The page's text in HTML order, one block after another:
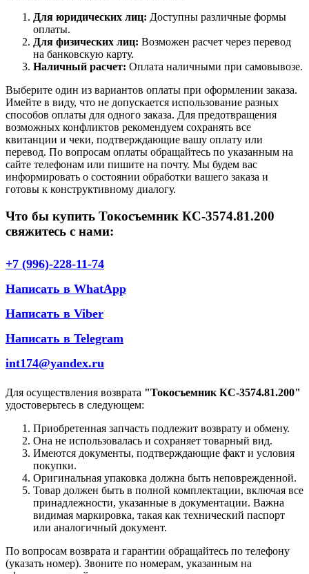
Для юридических лиц: Доступны различные формы
оплаты.
Для физических лиц: Возможен расчет через перевод
на банковскую карту.
Наличный расчет: Оплата наличными при самовывозе.
Выберите один из вариантов оплаты при оформлении заказа.
Имейте в виду, что не допускается использование разных
способов оплаты для одного заказа. Для предотвращения
возможных конфликтов рекомендуем сохранять все
квитанции и чеки, подтверждающие вашу оплату или
перевод. По вопросам оплаты обращайтесь по указанным на
сайте телефонам или пишите на почту. Мы будем вас
информировать о состоянии обработки вашего заказа и
готовы к конструктивному диалогу.
Что бы купить Токосъемник КС-3574.81.200
свяжитесь с нами:
+7 (996)-228-11-74
Написать в WhatApp
Написать в Viber
Написать в Telegram
int174@yandex.ru
Для осуществления возврата "Токосъемник КС-3574.81.200"
удостоверьтесь в следующем:
Приобретенная запчасть подлежит возврату и обмену.
Она не использовалась и сохраняет товарный вид.
Имеются документы, подтверждающие факт и условия
покупки.
Оригинальная упаковка должна быть неповрежденной.
Товар должен быть в полной комплектации, включая все
принадлежности, указанные в документации. Важна
видимая маркировка, такая как технический паспорт
или аналогичный документ.
По вопросам возврата и гарантии обращайтесь по телефону
(указать номер). Звоните по номерам, указанным на